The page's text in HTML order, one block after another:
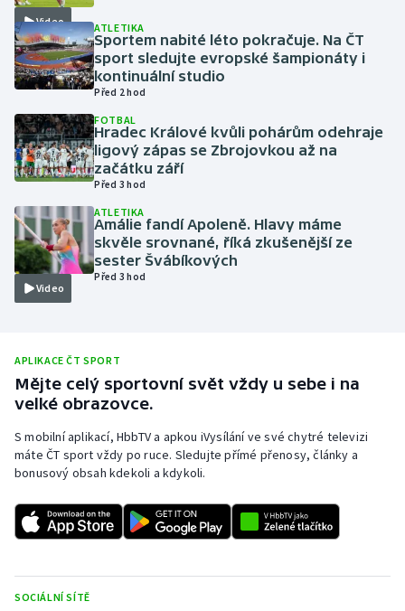
Lezení
Lyže a snowboard
Motorsport
Olympijské hry
Parasport
Plavání
Ragby
Rychlobruslení
Rychlostní kanoistika
Sportovní střelba
Stolní tenis
Video ATLETIKA
Sportem nabité léto pokračuje. Na ČT
sport sledujte evropské šampionáty i
kontinuální studio
Před 2 hod
FOTBAL
Hradec Králové kvůli pohárům odehraje
ligový zápas se Zbrojovkou až na
začátku září
Před 3 hod
Video
ATLETIKA
Amálie fandí Apoleně. Hlavy máme
skvěle srovnané, říká zkušenější ze
sester Švábíkových
Před 3 hod
APLIKACE ČT SPORT
Mějte celý sportovní svět vždy u sebe i na
velké obrazovce.
S mobilní aplikací, HbbTV a apkou iVysílání ve své chytré televizi
máte ČT sport vždy po ruce. Sledujte přímé přenosy, články a
bonusový obsah kdekoli a kdykoli.
SOCIÁLNÍ SÍTĚ